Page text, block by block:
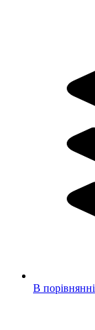
В порівнянні